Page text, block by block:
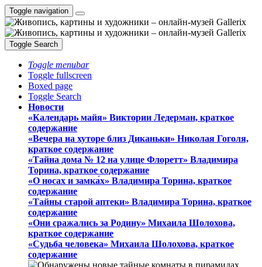
Toggle navigation
Toggle Search
Toggle menubar
Toggle fullscreen
Boxed page
Toggle Search
Новости
«Календарь майя» Виктории Ледерман, краткое
содержание
«Вечера на хуторе близ Диканьки» Николая Гоголя,
краткое содержание
«Тайна дома № 12 на улице Флоретт» Владимира
Торина, краткое содержание
«О носах и замка́х» Владимира Торина, краткое
содержание
«Тайны старой аптеки» Владимира Торина, краткое
содержание
«Они сражались за Родину» Михаила Шолохова,
краткое содержание
«Судьба человека» Михаила Шолохова, краткое
содержание